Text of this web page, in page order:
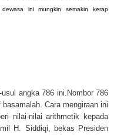
ini mungkin semakin kerap
angka 786 ini.Nombor 786
Cara mengiraan ini
nilai-nilai arithmetik kepada
H. Siddiqi, bekas Presiden